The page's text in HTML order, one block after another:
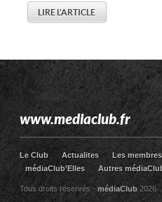
LIRE L'ARTICLE
www.mediaclub.fr
Le Club Actualites Les membres
médiaClub’Elles
Autres
Tous droits réservés -médiaClub 2026